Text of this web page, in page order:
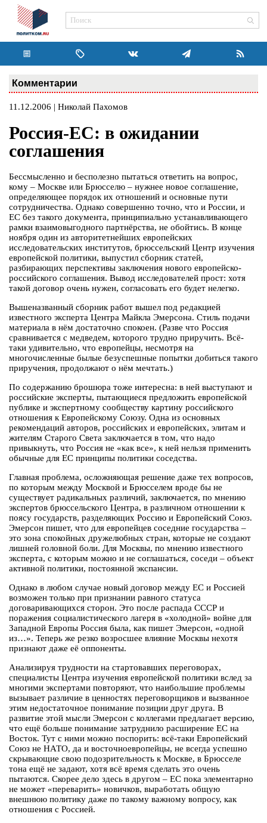
Комментарии
11.12.2006 | Николай Пахомов
Россия-ЕС: в ожидании
соглашения
Бессмысленно и бесполезно пытаться ответить на вопрос,
кому – Москве или Брюсселю – нужнее новое соглашение,
определяющее порядок их отношений и основные пути
сотрудничества. Однако совершенно точно, что и России, и
ЕС без такого документа, принципиально устанавливающего
рамки взаимовыгодного партнёрства, не обойтись. В конце
ноября один из авторитетнейших европейских
исследовательских институтов, брюссельский Центр изучения
европейской политики, выпустил сборник статей,
разбирающих перспективы заключения нового европейско-
российского соглашения. Вывод исследователей прост: хотя
такой договор очень нужен, согласовать его будет нелегко.
Вышеназванный сборник работ вышел под редакцией
известного эксперта Центра Майкла Эмерсона. Стиль подачи
материала в нём достаточно спокоен. (Разве что Россия
сравнивается с медведем, которого трудно приручить. Всё-
таки удивительно, что европейцы, несмотря на
многочисленные былые безуспешные попытки добиться такого
приручения, продолжают о нём мечтать.)
По содержанию брошюра тоже интересна: в ней выступают и
российские эксперты, пытающиеся предложить европейской
публике и экспертному сообществу картину российского
отношения к Европейскому Союзу. Одна из основных
рекомендаций авторов, российских и европейских, элитам и
жителям Старого Света заключается в том, что надо
привыкнуть, что Россия не «как все», к ней нельзя применить
обычные для ЕС принципы политики соседства.
Главная проблема, осложняющая решение даже тех вопросов,
по которым между Москвой и Брюсселем вроде бы не
существует радикальных различий, заключается, по мнению
экспертов брюссельского Центра, в различном отношении к
поясу государств, разделяющих Россию и Европейский Союз.
Эмерсон пишет, что для европейцев соседние государства –
это зона спокойных дружелюбных стран, которые не создают
лишней головной боли. Для Москвы, по мнению известного
эксперта, с которым можно и не соглашаться, соседи – объект
активной политики, постоянной экспансии.
Однако в любом случае новый договор между ЕС и Россией
возможен только при признании равного статуса
договаривающихся сторон. Это после распада СССР и
поражения социалистического лагеря в «холодной» войне для
Западной Европы Россия была, как пишет Эмерсон, «одной
из…». Теперь же резко возросшее влияние Москвы нехотя
признают даже её оппоненты.
Анализируя трудности на стартовавших переговорах,
специалисты Центра изучения европейской политики вслед за
многими экспертами повторяют, что наибольшие проблемы
вызывает различие в ценностях переговорщиков и вызванное
этим недостаточное понимание позиции друг друга. В
развитие этой мысли Эмерсон с коллегами предлагает версию,
что ещё больше понимание затруднило расширение ЕС на
Восток. Тут с ними можно поспорить: всё-таки Европейский
Союз не НАТО, да и восточноевропейцы, не всегда успешно
скрывающие свою подозрительность к Москве, в Брюсселе
тона ещё не задают, хотя всё время сделать это очень
пытаются. Скорее дело здесь в другом – ЕС пока элементарно
не может «переварить» новичков, выработать общую
внешнюю политику даже по такому важному вопросу, как
отношения с Россией.